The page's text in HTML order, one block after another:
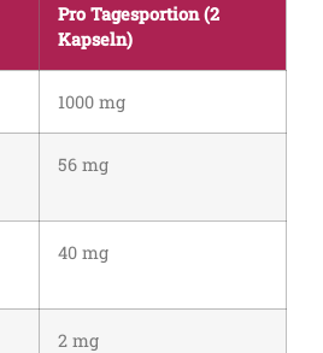
Pro Tagesportion (2
Kapseln)
1000 mg
56 mg
40 mg
2 mg